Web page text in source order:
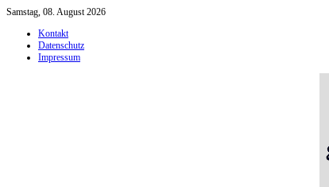
Samstag, 08. August 2026
Kontakt
Datenschutz
Impressum